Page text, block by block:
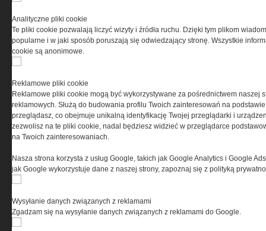
REGULAMIN
Korzystanie z portalu jest równoznaczne
z zaakceptowaniem warunków ustanowionych
przez Grupa MEDIUM Spółka z ograniczoną
odpowiedzialnością Spółka komandytowa, nr KRS:
(zwana dalej Grupa MEDIUM) w postaci Regulaminu.
Analityczne pliki cookie
Te pliki cookie pozwalają liczyć wizyty i źródła ruchu. Dzięki tym plikom
popularne i w jaki sposób poruszają się odwiedzający stronę. Wszystkie
cookie są anonimowe.
Reklamowe pliki cookie
Reklamowe pliki cookie mogą być wykorzystywane za pośrednictwem naszej
reklamowych. Służą do budowania profilu Twoich zainteresowań na
przeglądasz, co obejmuje unikalną identyfikację Twojej przeglądarki i
zezwolisz na te pliki cookie, nadal będziesz widzieć w przeglądarce
na Twoich zainteresowaniach.
Nasza strona korzysta z usług Google, takich jak Google Analytics i Google
jak Google wykorzystuje dane z naszej strony, zapoznaj się z polityką
Wysyłanie danych związanych z reklamami
Zgadzam się na wysyłanie danych związanych z reklamami do Google.